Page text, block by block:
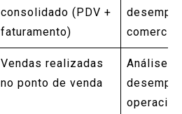
consolidado (PDV +
faturamento)
comercial
Vendas realizadas
no ponto de venda
Análise